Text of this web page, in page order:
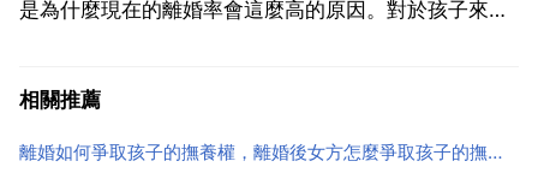
是為什麼現在的離婚率會這麼高的原因。對於孩子來
父母能夠和諧相處，能夠更加的愛自己，但是並不是所
相關推薦
離婚如何爭取孩子的撫養權，離婚後女方怎麼爭取孩子的撫養權